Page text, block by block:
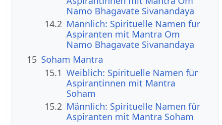
Namo Bhagavate Sivanandaya
14.2 Männlich: Spirituelle Namen für
Aspiranten mit Mantra Om
Namo Bhagavate Sivanandaya
15 Soham Mantra
15.1 Weiblich: Spirituelle Namen für
Aspirantinnen mit Mantra
Soham
15.2 Männlich: Spirituelle Namen für
Aspiranten mit Mantra Soham